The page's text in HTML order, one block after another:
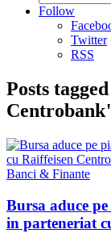
Follow
Twitter
RSS
Posts
Banci & Finante
Bursa aduce
in parteneriat